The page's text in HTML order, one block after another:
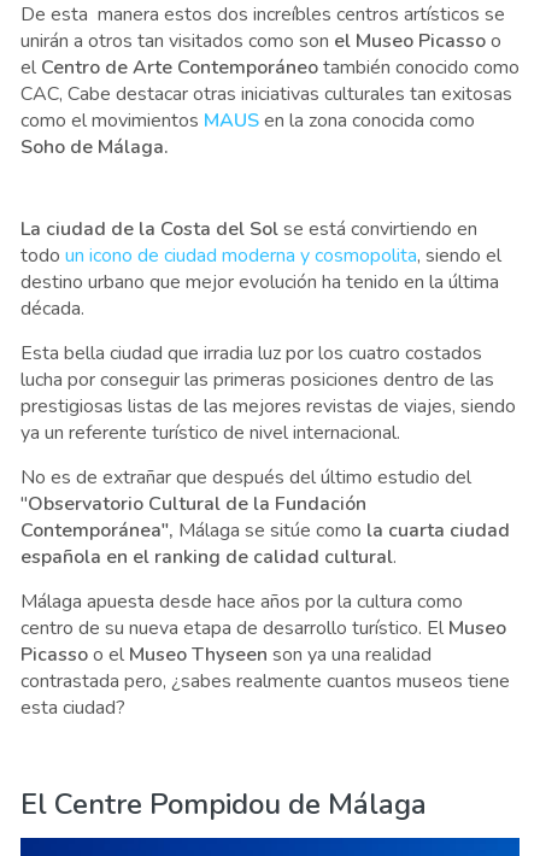
De esta manera estos dos increíbles centros artísticos se
unirán a otros tan visitados como son el Museo Picassoo
el Centro de Arte Contemporáneotambién conocido como
CAC, Cabe destacar otras iniciativas culturales tan exitosas
como el movimientos MAUSen la zona conocida como
Soho de Málaga.
La ciudad de la Costa del Solse está convirtiendo en
todo un icono de ciudad moderna y cosmopolita, siendo el
destino urbano que mejor evolución ha tenido en la última
década.
Esta bella ciudad que irradia luz por los cuatro costados
lucha por conseguir las primeras posiciones dentro de las
prestigiosas listas de las mejores revistas de viajes, siendo
ya un referente turístico de nivel internacional.
No es de extrañar que después del último estudio del
"Observatorio Cultural de la Fundación
Contemporánea", Málaga se sitúe como la cuarta ciudad
española en el ranking de calidad cultural.
Málaga apuesta desde hace años por la cultura como
centro de su nueva etapa de desarrollo turístico. El Museo
Picassoo el Museo Thyseen son ya una realidad
contrastada pero, ¿sabes realmente cuantos museos tiene
esta ciudad?
El Centre Pompidou de Málaga